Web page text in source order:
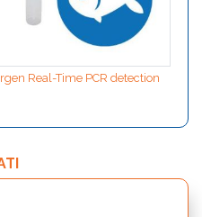
Real-Time PCR detection